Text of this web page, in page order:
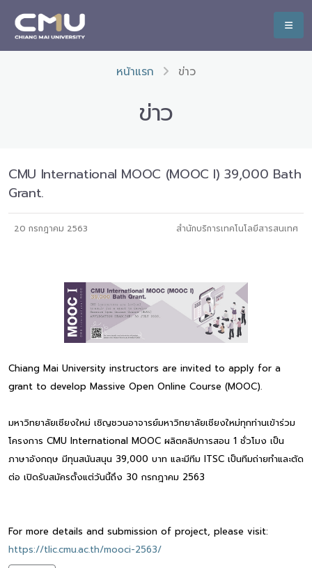
หน้าแรก ข่าว
ข่าว
CMU International MOOC (MOOC I) 39,000 Bath
Grant.
20 กรกฎาคม 2563 สำนักบริการเทคโนโลยีสารสนเทศ
Chiang Mai University instructors are invited to apply for a
grant to develop Massive Open Online Course (MOOC).
มหาวิทยาลัยเชียงใหม่ เชิญชวนอาจารย์มหาวิทยาลัยเชียงใหม่ทุกท่านเข้าร่วม
โครงการ CMU International MOOC ผลิตคลิปการสอน 1 ชั่วโมง เป็น
ภาษาอังกฤษ มีทุนสนันสนุน 39,000 บาท และมีทีม ITSC เป็นทีมถ่ายทำและตัด
ต่อ เปิดรับสมัครตั้งแต่วันนี้ถึง 30 กรกฎาคม 2563
For more details and submission of project, please visit:
https://tlic.cmu.ac.th/mooci-2563/